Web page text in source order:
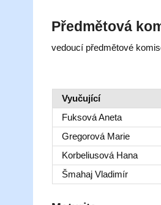
Předmětová
vedoucí předmětové
Vyučující
Fuksová Aneta
Gregorová Marie
Korbeliusová Hana
Šmahaj Vladimír